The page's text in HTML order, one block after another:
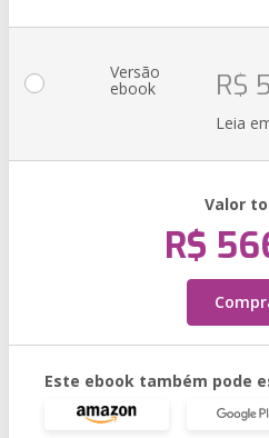
Versão
ebook R$
Leia
Valor
R$
Este ebook também pode